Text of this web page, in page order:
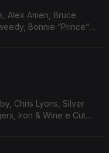
Alex Amen, Bruce
Bonnie “Prince”
Chris Lyons, Silver
Iron & Wine e Cut